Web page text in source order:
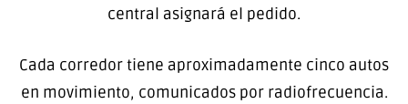
central asignará el pedido.
Cada corredor tiene aproximadamente cinco autos
en movimiento, comunicados por radiofrecuencia.